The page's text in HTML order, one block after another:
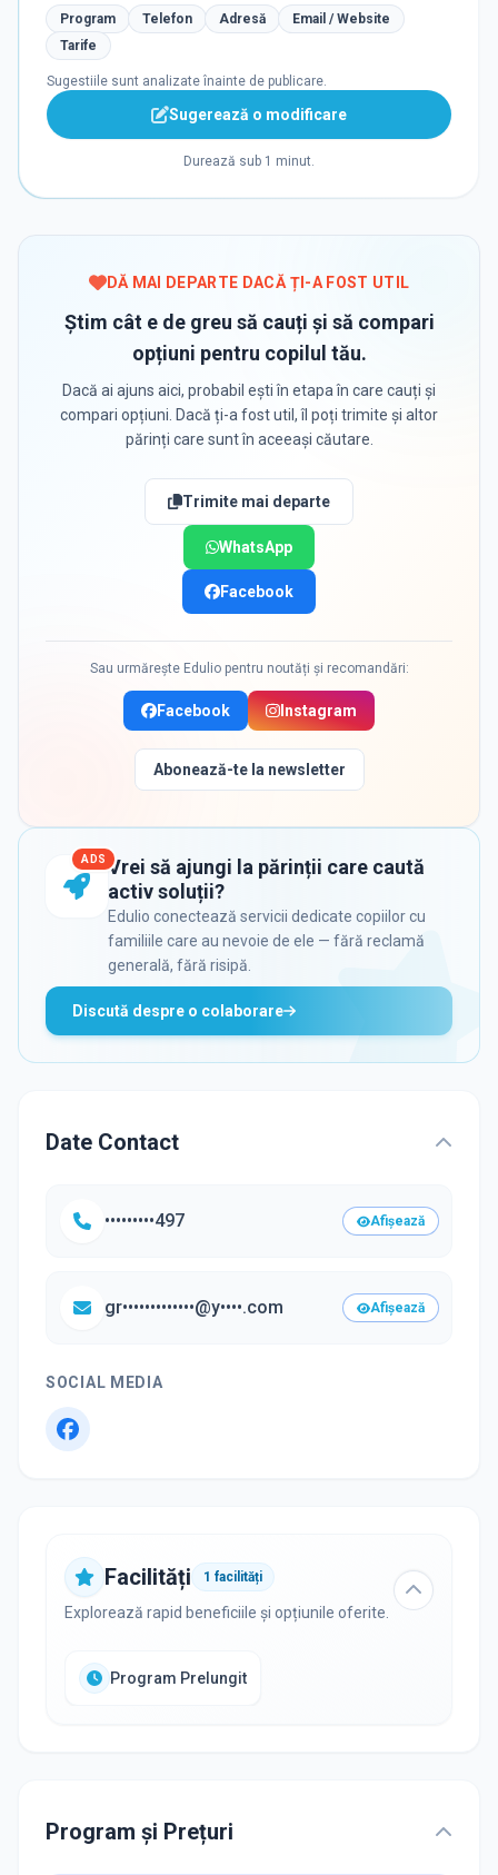
Program Telefon Adresă
Email / Website
Tarife
Sugestiile sunt analizate înainte de publicare.
Sugerează o modificare
Durează sub 1 minut.
DĂ MAI DEPARTE DACĂ ȚI-A FOST UTIL
Știm cât e de greu să cauți și să compari
opțiuni pentru copilul tău.
Dacă ai ajuns aici, probabil ești în etapa în care cauți și
compari opțiuni. Dacă ți-a fost util, îl poți trimite și altor
părinți care sunt în aceeași căutare.
Trimite mai departe
WhatsApp
Facebook
Sau urmărește Edulio pentru noutăți și recomandări:
Facebook Instagram
Abonează-te la newsletter
ADS Vrei să ajungi la părinții care caută
activ soluții?
Edulio conectează servicii dedicate copiilor cu
familiile care au nevoie de ele — fără reclamă
generală, fără risipă.
Discută despre o colaborare
Date Contact
•••••••••497 Afișează
gr•••••••••••••@y••••.com Afișează
SOCIAL MEDIA
Facilități 1 facilități
Explorează rapid beneficiile și opțiunile oferite.
Program Prelungit
Program și Prețuri